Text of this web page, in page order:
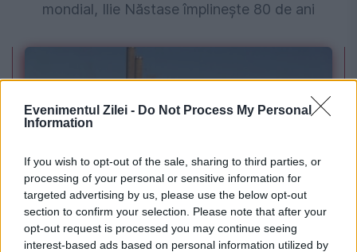
Evenimentul Zilei - Do Not Process My Personal
Information
If you wish to opt-out of the sale, sharing to third parties, or
processing of your personal or sensitive information for
targeted advertising by us, please use the below opt-out
section to confirm your selection. Please note that after your
opt-out request is processed you may continue seeing
interest-based ads based on personal information utilized by
mondial, Ilie Năstase împlinește 80 de ani
POLITICA
PSD cere activarea mecanismului european